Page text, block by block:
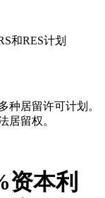
和RES计划
种居留许可计划。
居留权。
资本利